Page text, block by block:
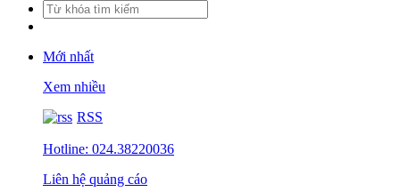
Mới nhất
Xem nhiều
RSS
Hotline: 024.38220036
Liên hệ quảng cáo